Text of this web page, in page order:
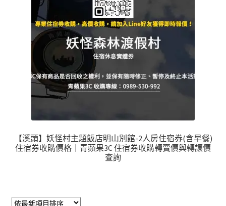
【溪頭】妖怪村主題飯店明山別館-2人房住宿券(含早餐)
住宿券收購價格｜青蘋果3C 住宿券收購轉賣價與轉讓價
查詢